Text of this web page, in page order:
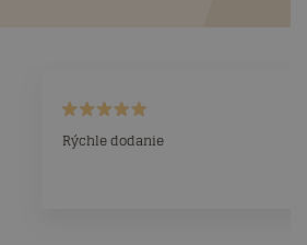
Rýchle dodanie